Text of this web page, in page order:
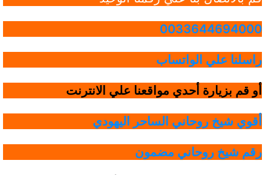
0033644694000
راسلنا علي الواتساب
أو قم بزيارة أحدي مواقعنا علي الانترنت
أقوي شيخ روحاني الساحر اليهودي
رقم شيخ روحاني مضمون